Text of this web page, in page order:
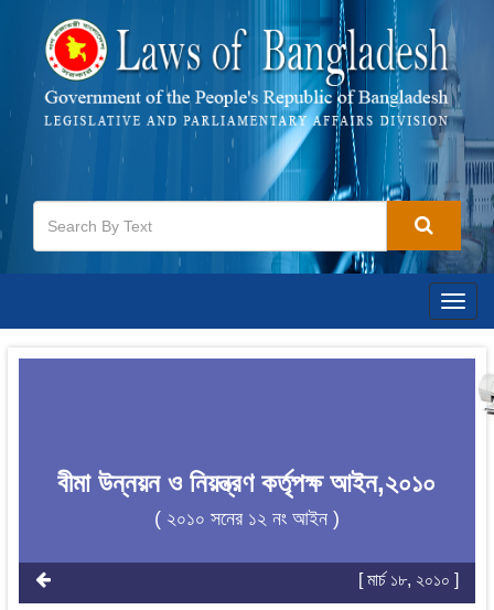
বীমা উন্নয়ন ও নিয়ন্ত্রণ কর্তৃপক্ষ আইন,২০১০
( ২০১০ সনের ১২ নং আইন )
[ মার্চ ১৮, ২০১০ ]